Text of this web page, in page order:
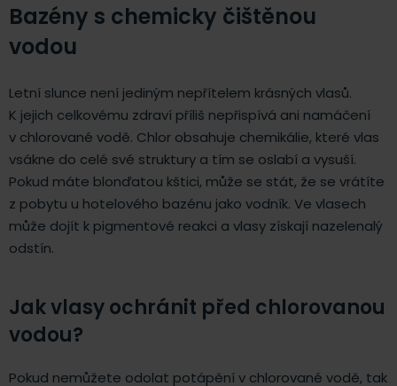
Bazény s chemicky čištěnou
vodou
Letní slunce není jediným nepřítelem krásných vlasů.
K jejich celkovému zdraví příliš nepřispívá ani namáčení
v chlorované vodě. Chlor obsahuje chemikálie, které vlas
vsákne do celé své struktury a tím se oslabí a vysuší.
Pokud máte blonďatou kštici, může se stát, že se vrátíte
z pobytu u hotelového bazénu jako vodník. Ve vlasech
může dojít k pigmentové reakci a vlasy získají nazelenalý
odstín.
Jak vlasy ochránit před chlorovanou
vodou?
Pokud nemůžete odolat potápění v chlorované vodě, tak